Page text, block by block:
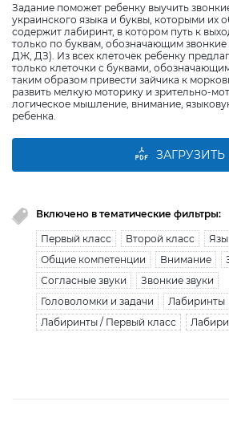
Задание поможет ребенку выучить
украинского языка и буквы, которыми их
содержит лабиринт, в котором путь к
только по буквам, обозначающим звонкие
ДЖ, ДЗ). Из всех клеточек ребенку
только клеточки с буквами,
таким образом привести зайчика к
развить мелкую моторику и зрительно-
логическое мышление, внимание,
ребенка.
ЗАГРУЗИТЬ
Включено в тематические фильтры:
Первый класс Второй класс
Общие компетенции
Внимание
Согласные звуки
Звонкие звуки
Головоломки и задачи
Лабиринты
Лабиринты / Первый класс